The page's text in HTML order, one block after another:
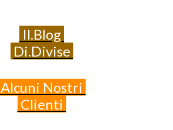
Il.Blog
Di.Divise
Alcuni Nostri
Clienti